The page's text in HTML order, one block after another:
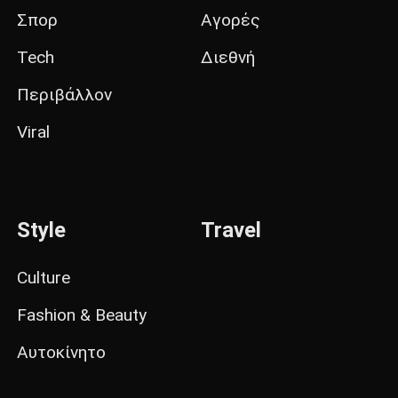
Σπορ
Tech
Περιβάλλον
Viral
Αγορές
Διεθνή
Style
Culture
Fashion & Beauty
Αυτοκίνητο
Travel